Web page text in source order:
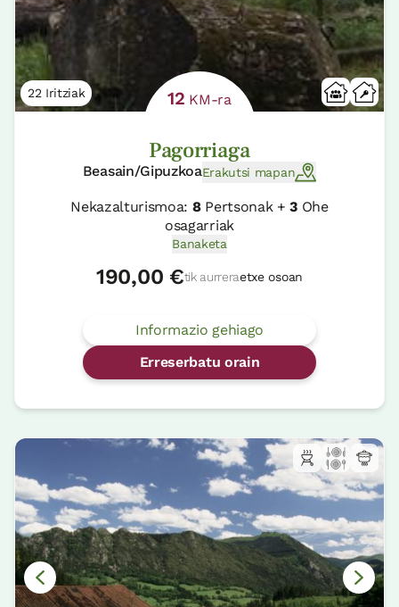
22 Iritziak 12 KM-ra
Pagorriaga
Beasain/GipuzkoaErakutsi mapan
Nekazalturismoa: 8Pertsonak +3 Ohe
osagarriak
Banaketa
190,00 €tik aurreraetxe osoan
Informazio gehiago
Erreserbatu orain